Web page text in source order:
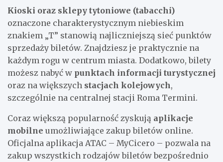
Kioski oraz sklepy tytoniowe (tabacchi)
oznaczone charakterystycznym niebieskim
znakiem „T” stanowią najliczniejszą sieć punktów
sprzedaży biletów. Znajdziesz je praktycznie na
każdym rogu w centrum miasta. Dodatkowo, bilety
możesz nabyć w punktach informacji turystycznej
oraz na większych stacjach kolejowych,
szczególnie na centralnej stacji Roma Termini.
Coraz większą popularność zyskują aplikacje
mobilne umożliwiające zakup biletów online.
Oficjalna aplikacja ATAC – MyCicero – pozwala na
zakup wszystkich rodzajów biletów bezpośrednio